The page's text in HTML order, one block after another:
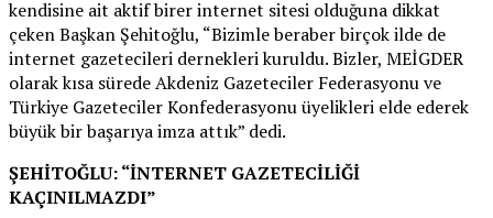
kendisine ait aktif birer internet sitesi olduğuna dikkat
çeken Başkan Şehitoğlu, “Bizimle beraber birçok ilde de
internet gazetecileri dernekleri kuruldu. Bizler, MEİGDER
olarak kısa sürede Akdeniz Gazeteciler Federasyonu ve
Türkiye Gazeteciler Konfederasyonu üyelikleri elde ederek
büyük bir başarıya imza attık” dedi.
ŞEHİTOĞLU: “İNTERNET GAZETECİLİĞİ
KAÇINILMAZDI”